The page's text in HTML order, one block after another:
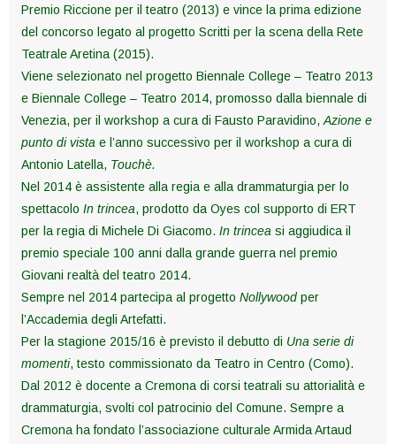
Premio Riccione per il teatro (2013) e vince la prima edizione
del concorso legato al progetto Scritti per la scena della Rete
Teatrale Aretina (2015).
Viene selezionato nel progetto Biennale College – Teatro 2013
e Biennale College – Teatro 2014, promosso dalla biennale di
Venezia, per il workshop a cura di Fausto Paravidino, Azione e
punto di vista e l’anno successivo per il workshop a cura di
Antonio Latella, Touchè.
Nel 2014 è assistente alla regia e alla drammaturgia per lo
spettacolo In trincea, prodotto da Oyes col supporto di ERT
per la regia di Michele Di Giacomo. In trincea si aggiudica il
premio speciale 100 anni dalla grande guerra nel premio
Giovani realtà del teatro 2014.
Sempre nel 2014 partecipa al progetto Nollywood per
l’Accademia degli Artefatti.
Per la stagione 2015/16 è previsto il debutto di Una serie di
momenti, testo commissionato da Teatro in Centro (Como).
Dal 2012 è docente a Cremona di corsi teatrali su attorialità e
drammaturgia, svolti col patrocinio del Comune. Sempre a
Cremona ha fondato l’associazione culturale Armida Artaud